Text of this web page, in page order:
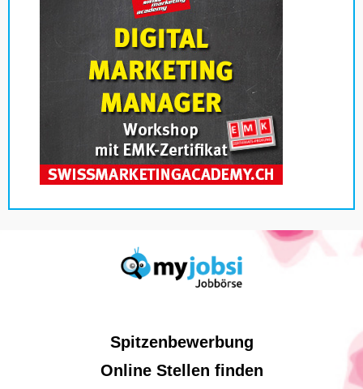
Spitzenbewerbung
Online Stellen finden